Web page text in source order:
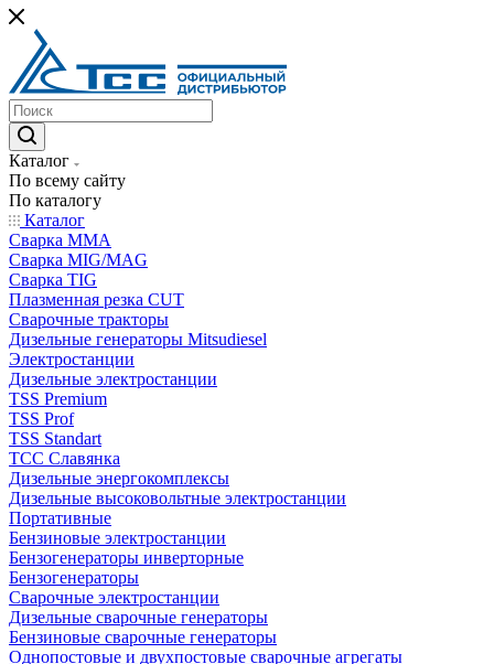
Каталог
По всему сайту
По каталогу
Каталог
Сварка MMA
Сварка MIG/MAG
Сварка TIG
Плазменная резка CUT
Сварочные тракторы
Дизельные генераторы Mitsudiesel
Электростанции
Дизельные электростанции
TSS Premium
TSS Prof
TSS Standart
ТСС Славянка
Дизельные энергокомплексы
Дизельные высоковольтные электростанции
Портативные
Бензиновые электростанции
Бензогенераторы инверторные
Бензогенераторы
Сварочные электростанции
Дизельные сварочные генераторы
Бензиновые сварочные генераторы
Однопостовые и двухпостовые сварочные агрегаты